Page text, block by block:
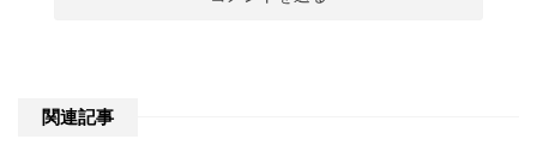
関連記事